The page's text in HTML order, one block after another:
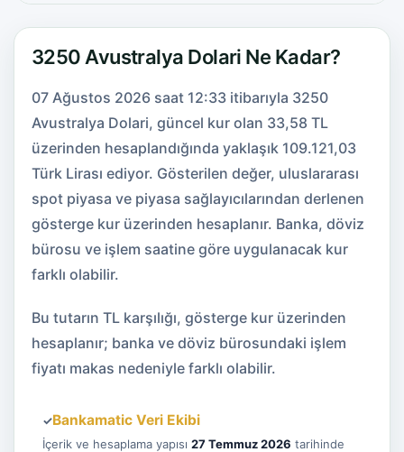
3250 Avustralya Dolari Ne Kadar?
07 Ağustos 2026 saat 12:33 itibarıyla 3250
Avustralya Dolari, güncel kur olan 33,58 TL
üzerinden hesaplandığında yaklaşık 109.121,03
Türk Lirası ediyor. Gösterilen değer, uluslararası
spot piyasa ve piyasa sağlayıcılarından derlenen
gösterge kur üzerinden hesaplanır. Banka, döviz
bürosu ve işlem saatine göre uygulanacak kur
farklı olabilir.
Bu tutarın TL karşılığı, gösterge kur üzerinden
hesaplanır; banka ve döviz bürosundaki işlem
fiyatı makas nedeniyle farklı olabilir.
✓Bankamatic Veri Ekibi
İçerik ve hesaplama yapısı 27 Temmuz 2026 tarihinde